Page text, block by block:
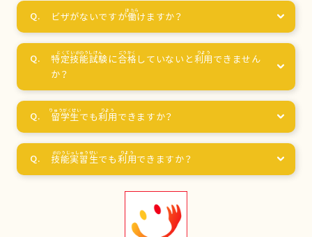
ビザがないですが働けますか？
特定技能試験に合格 していないと利用 できません
か？
留学生でも利用 できますか？
技能実習生でも利用できますか？